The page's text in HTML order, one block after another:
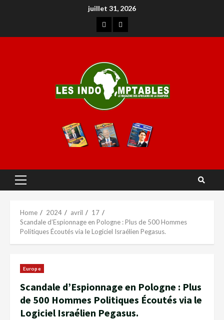
juillet 31, 2026
Home 2024 avril
17
Scandale d’Espionnage en Pologne : Plus de 500 Hommes
Politiques Écoutés via le Logiciel Israélien Pegasus.
Europe
Scandale d’Espionnage en Pologne : Plus
de 500 Hommes Politiques Écoutés via le
Logiciel Israélien Pegasus.